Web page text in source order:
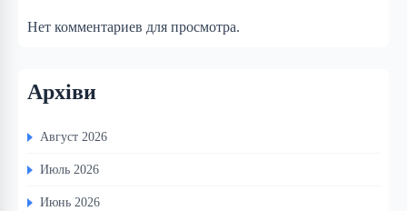
Нет комментариев для просмотра.
Архіви
Август 2026
Июль 2026
Июнь 2026